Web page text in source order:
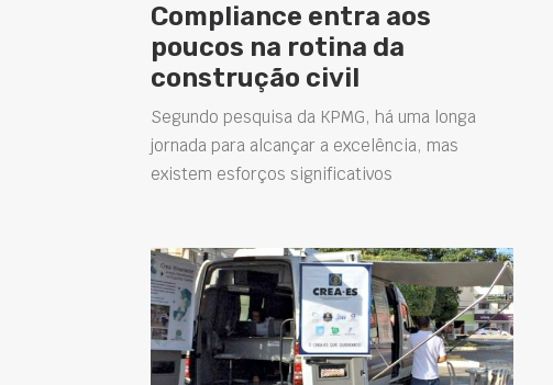
Compliance entra aos
poucos na rotina da
construção civil
Segundo pesquisa da KPMG, há uma longa
jornada para alcançar a excelência, mas
existem esforços significativos